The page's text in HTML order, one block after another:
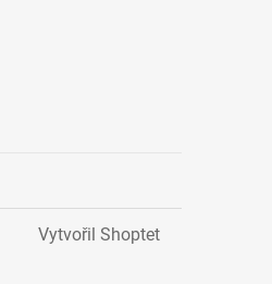
Vytvořil Shoptet